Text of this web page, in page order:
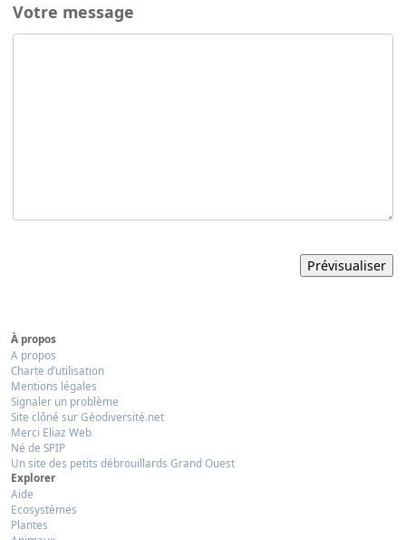
Votre message
À propos
A propos
Charte d’utilisation
Mentions légales
Signaler un problème
Site clôné sur Géodiversité.net
Merci Eliaz Web
Né de SPIP
Un site des petits débrouillards Grand Ouest
Explorer
Aide
Ecosystèmes
Plantes